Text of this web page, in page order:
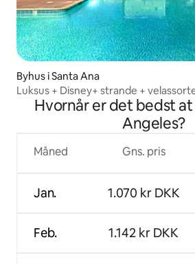
Byhus i Santa Ana
Luksus + Disney+ strande +
Hvornår er det bedst
Angeles?
Måned
Jan.
Feb.
Gns. pris
1.070 kr DKK
1.142 kr DKK